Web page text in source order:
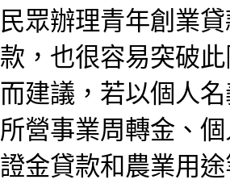
眾辦理青年創業
，也很容易突破
建議，若以個人
營事業周轉金、
金貸款和農業用